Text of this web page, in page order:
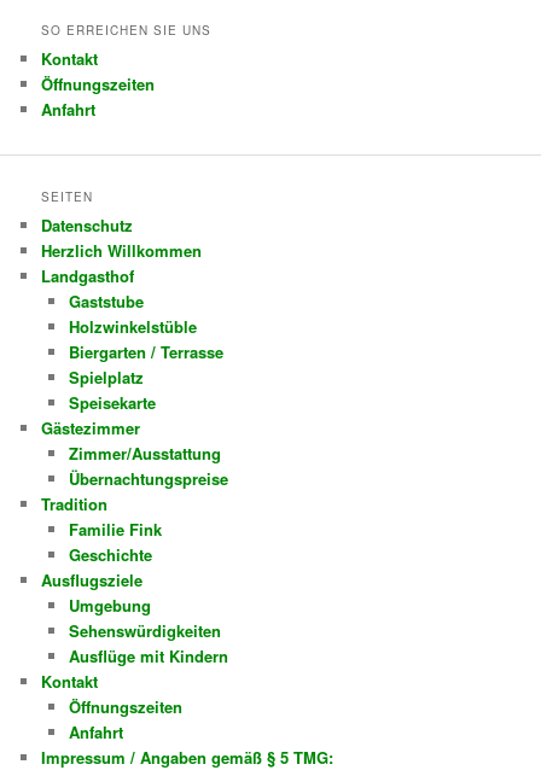
SO ERREICHEN SIE UNS
Kontakt
Öffnungszeiten
Anfahrt
SEITEN
Datenschutz
Herzlich Willkommen
Landgasthof
Gaststube
Holzwinkelstüble
Biergarten / Terrasse
Spielplatz
Speisekarte
Gästezimmer
Zimmer/Ausstattung
Übernachtungspreise
Tradition
Familie Fink
Geschichte
Ausflugsziele
Umgebung
Sehenswürdigkeiten
Ausflüge mit Kindern
Kontakt
Öffnungszeiten
Anfahrt
Impressum / Angaben gemäß § 5 TMG: